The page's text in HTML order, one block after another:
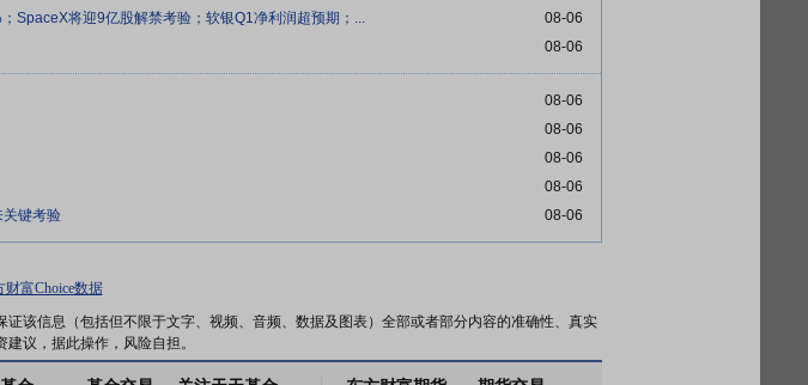
SpaceX将迎9亿股解禁考验；软银Q1净利润超预期；...
08-06
08-06
08-06
08-06
08-06
08-06
关键考验
08-06
财富Choice数据
该信息（包括但不限于文字、视频、音频、数据及图表）全部或者部分内容的准确性、真实
议，据此操作，风险自担。